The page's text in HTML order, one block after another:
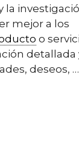
la
mejor a los
o
detallada
deseos, …